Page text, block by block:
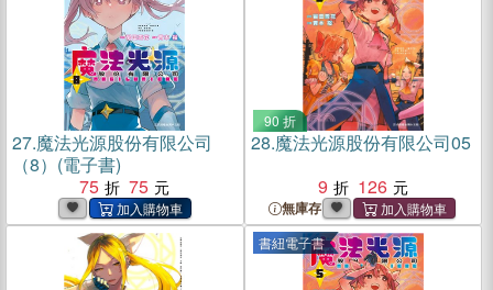
27.魔法光源股份有限公司
（8）(電子書)
75
75
90 折
28.魔法光源股份有限公司05
9
126
無庫存
書紐電子書